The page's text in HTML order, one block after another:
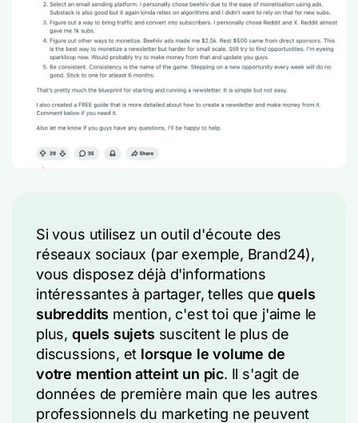
Si vous utilisez un outil d'écoute des
réseaux sociaux (par exemple, Brand24),
vous disposez déjà d'informations
intéressantes à partager, telles quequels
subreddits mention, c'est toi que j'aime le
plus, quels sujets suscitent le plus de
discussions, et lorsque le volume de
votre mention atteint un pic. Il s'agit de
données de première main que les autres
professionnels du marketing ne peuvent